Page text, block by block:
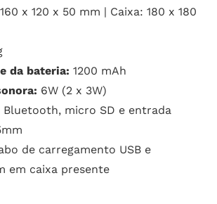
160 x 120 x 50 mm | Caixa: 180 x 180
da bateria: 1200 mAh
6W (2 x 3W)
Bluetooth, micro SD e entrada
de carregamento USB e
em caixa presente